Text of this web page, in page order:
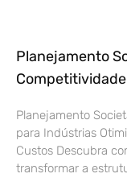
Planejamento
Planejamento
para Indústrias
Custos Descubra
transformar a